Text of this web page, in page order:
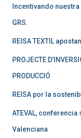
Incentivando
GRS.
REISA TEXTIL
PROJECTE
PRODUCCIÓ
REISA por la
ATEVAL,
Valenciana